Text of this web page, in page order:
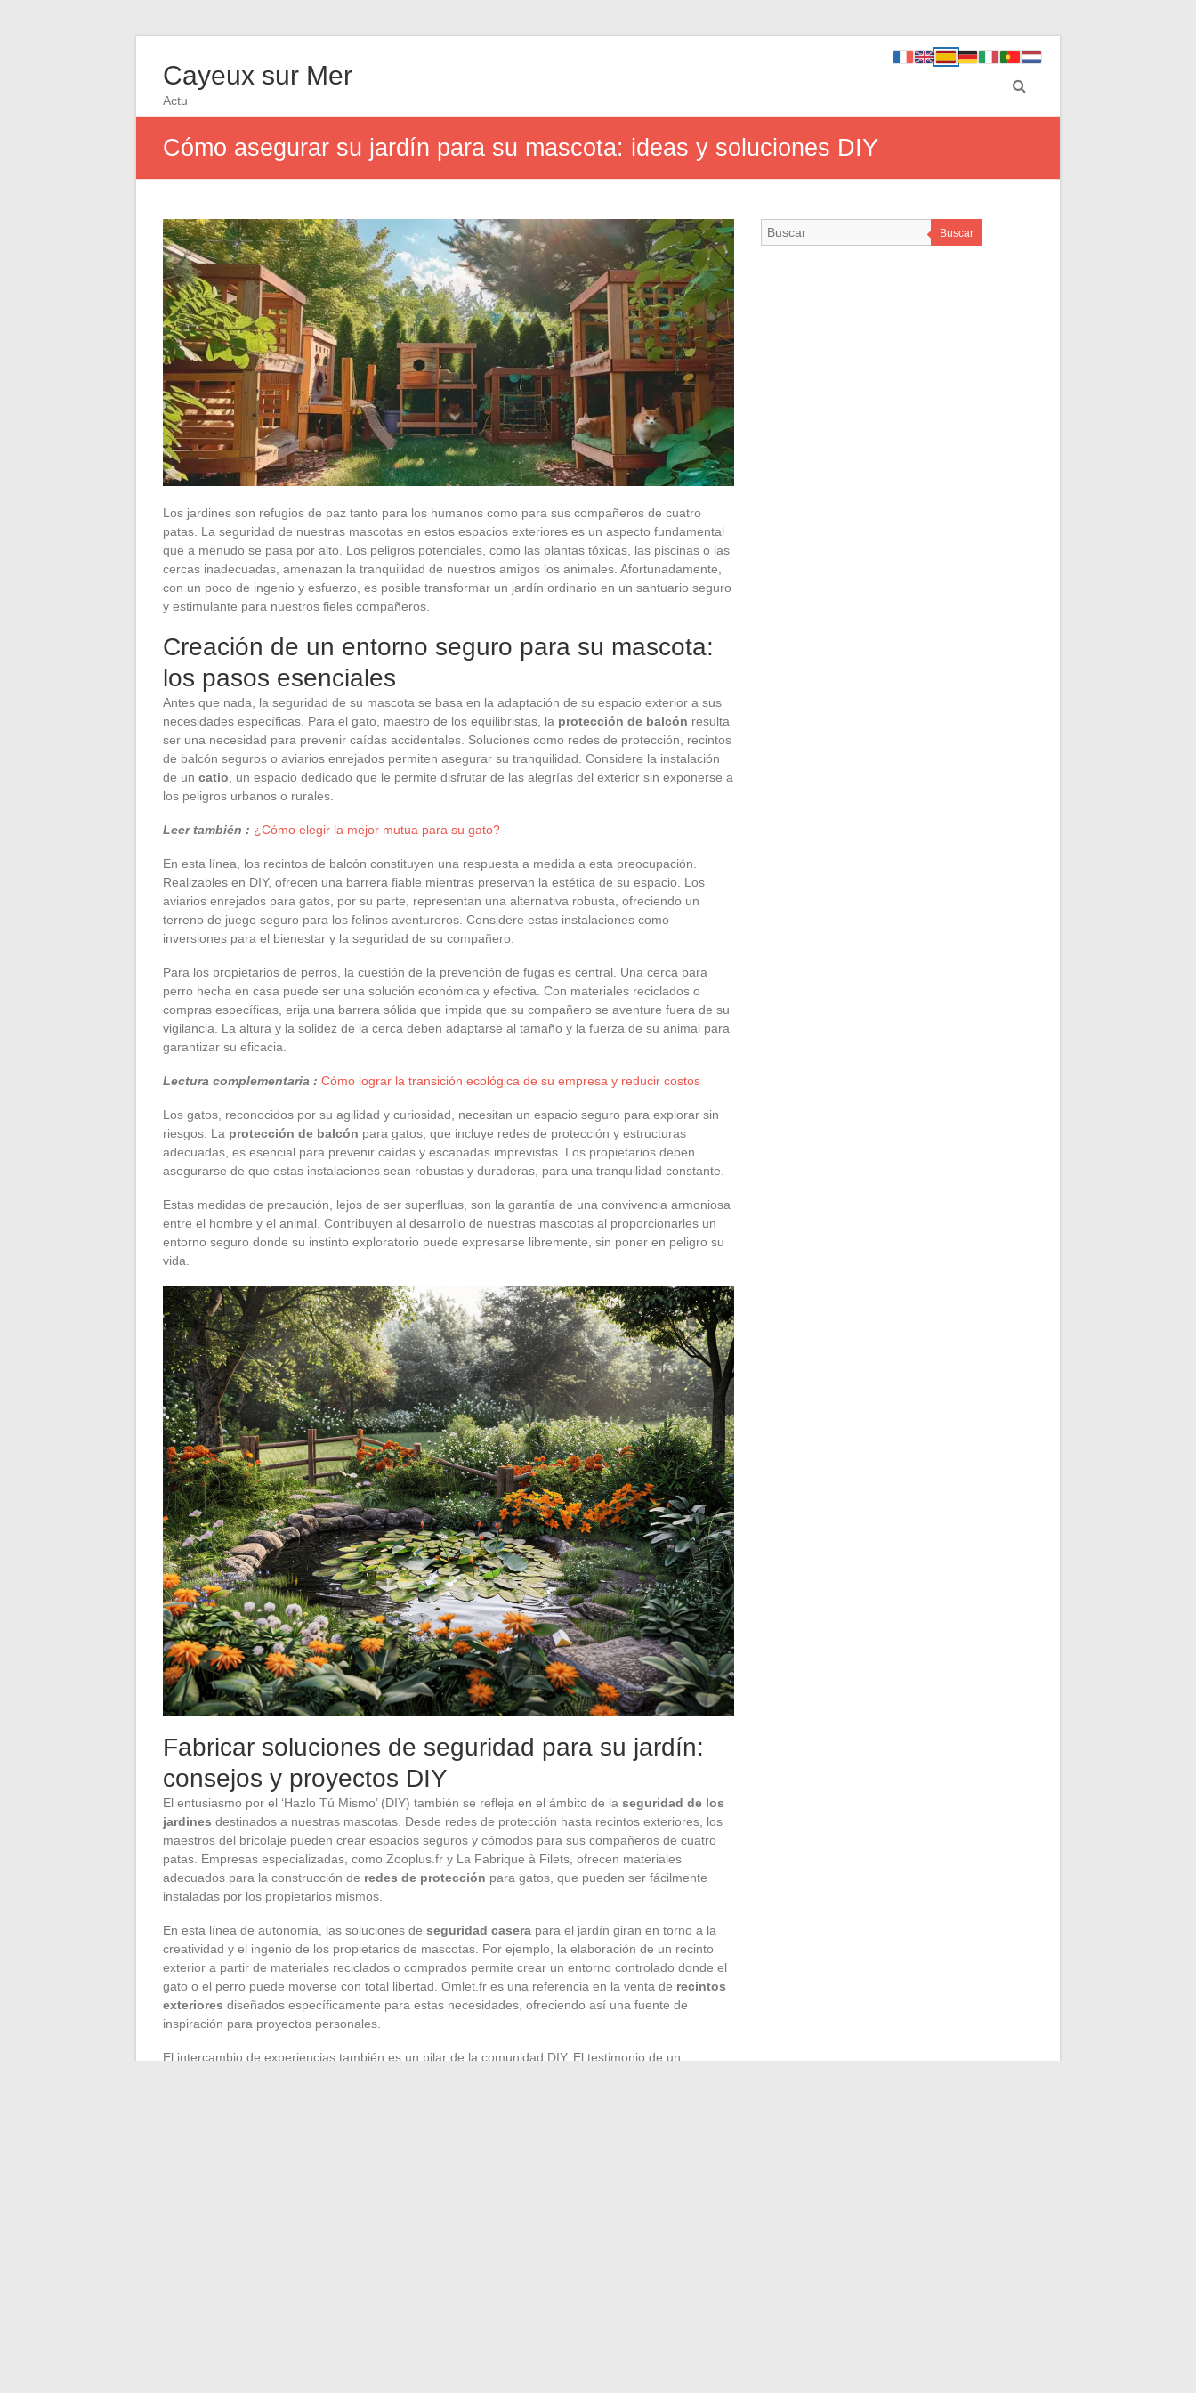
Cayeux sur Mer
Actu
Cómo asegurar su jardín para su mascota: ideas y soluciones DIY
Los jardines son refugios de paz tanto para los humanos como para sus compañeros de cuatro
patas. La seguridad de nuestras mascotas en estos espacios exteriores es un aspecto fundamental
que a menudo se pasa por alto. Los peligros potenciales, como las plantas tóxicas, las piscinas o las
cercas inadecuadas, amenazan la tranquilidad de nuestros amigos los animales. Afortunadamente,
con un poco de ingenio y esfuerzo, es posible transformar un jardín ordinario en un santuario seguro
y estimulante para nuestros fieles compañeros.
Creación de un entorno seguro para su mascota:
los pasos esenciales
Antes que nada, la seguridad de su mascota se basa en la adaptación de su espacio exterior a sus
necesidades específicas. Para el gato, maestro de los equilibristas, la protección de balcón resulta
ser una necesidad para prevenir caídas accidentales. Soluciones como redes de protección, recintos
de balcón seguros o aviarios enrejados permiten asegurar su tranquilidad. Considere la instalación
de un catio , un espacio dedicado que le permite disfrutar de las alegrías del exterior sin exponerse a
los peligros urbanos o rurales.
Leer también : ¿Cómo elegir la mejor mutua para su gato?
En esta línea, los recintos de balcón constituyen una respuesta a medida a esta preocupación.
Realizables en DIY, ofrecen una barrera fiable mientras preservan la estética de su espacio. Los
aviarios enrejados para gatos, por su parte, representan una alternativa robusta, ofreciendo un
terreno de juego seguro para los felinos aventureros. Considere estas instalaciones como
inversiones para el bienestar y la seguridad de su compañero.
Para los propietarios de perros, la cuestión de la prevención de fugas es central. Una cerca para
perro hecha en casa puede ser una solución económica y efectiva. Con materiales reciclados o
compras específicas, erija una barrera sólida que impida que su compañero se aventure fuera de su
vigilancia. La altura y la solidez de la cerca deben adaptarse al tamaño y la fuerza de su animal para
garantizar su eficacia.
Lectura complementaria : Cómo lograr la transición ecológica de su empresa y reducir costos
Los gatos, reconocidos por su agilidad y curiosidad, necesitan un espacio seguro para explorar sin
riesgos. La protección de balcón para gatos, que incluye redes de protección y estructuras
adecuadas, es esencial para prevenir caídas y escapadas imprevistas. Los propietarios deben
asegurarse de que estas instalaciones sean robustas y duraderas, para una tranquilidad constante.
Estas medidas de precaución, lejos de ser superfluas, son la garantía de una convivencia armoniosa
entre el hombre y el animal. Contribuyen al desarrollo de nuestras mascotas al proporcionarles un
entorno seguro donde su instinto exploratorio puede expresarse libremente, sin poner en peligro su
vida.
Fabricar soluciones de seguridad para su jardín:
consejos y proyectos DIY
El entusiasmo por el ‘Hazlo Tú Mismo’ (DIY) también se refleja en el ámbito de la seguridad de los
jardines destinados a nuestras mascotas. Desde redes de protección hasta recintos exteriores, los
maestros del bricolaje pueden crear espacios seguros y cómodos para sus compañeros de cuatro
patas. Empresas especializadas, como Zooplus.fr y La Fabrique à Filets, ofrecen materiales
adecuados para la construcción de redes de protección para gatos, que pueden ser fácilmente
instaladas por los propietarios mismos.
En esta línea de autonomía, las soluciones de seguridad casera para el jardín giran en torno a la
creatividad y el ingenio de los propietarios de mascotas. Por ejemplo, la elaboración de un recinto
exterior a partir de materiales reciclados o comprados permite crear un entorno controlado donde el
gato o el perro puede moverse con total libertad. Omlet.fr es una referencia en la venta de recintos
exteriores diseñados específicamente para estas necesidades, ofreciendo así una fuente de
inspiración para proyectos personales.
El intercambio de experiencias también es un pilar de la comunidad DIY. El testimonio de un
Buscar